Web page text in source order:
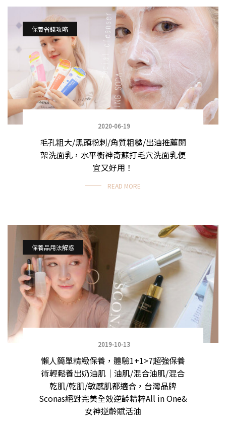
保養省錢攻略
2020-06-19
毛孔粗大/黑頭粉刺/角質粗糙/出油推薦開
架洗面乳，水平衡神奇蘇打毛穴洗面乳便
宜又好用！
READ MORE
保養品用法解惑
2019-10-13
懶人簡單精緻保養，體驗1+1>7超強保養
術輕鬆養出奶油肌｜油肌/混合油肌/混合
乾肌/乾肌/敏感肌都適合，台灣品牌
Sconas絕對完美全效逆齡精粹All in One&
女神逆齡賦活油